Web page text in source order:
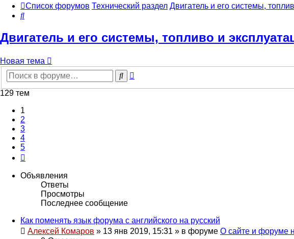
Список форумов Технический раздел Двигатель и его системы,
Поиск
Двигатель и его системы, топливо и
Новая тема
Поиск
129 тем
1
2
3
4
5
Объявления
Ответы
Просмотры
Последнее сообщение
Как поменять язык форума с английского на русский
Алексей Комаров » 13 янв 2019, 15:31 » в форуме О сайте и форуме